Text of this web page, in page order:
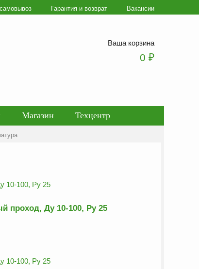
Гарантия и возврат Вакансии
Ваша корзина
0 ₽
Магазин
Техцентр
проход, Ду 10-100, Ру 25